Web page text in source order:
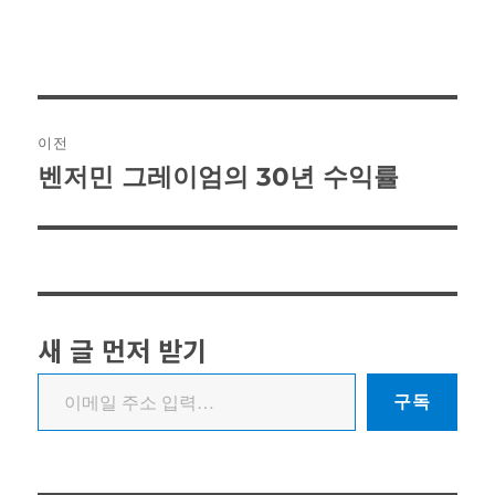
탐
이전
이
글:
벤저민 그레이엄의 30년 수익률
새 글 먼저 받기
이메일 주소 입력…
구독